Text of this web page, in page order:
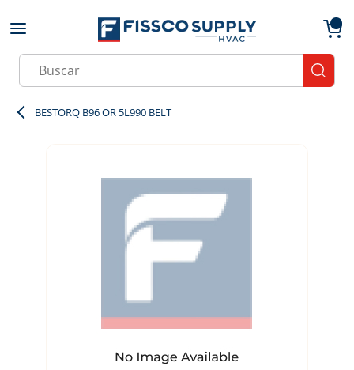
Skip to main content
Site Search
BESTORQ B96 OR 5L990 BELT